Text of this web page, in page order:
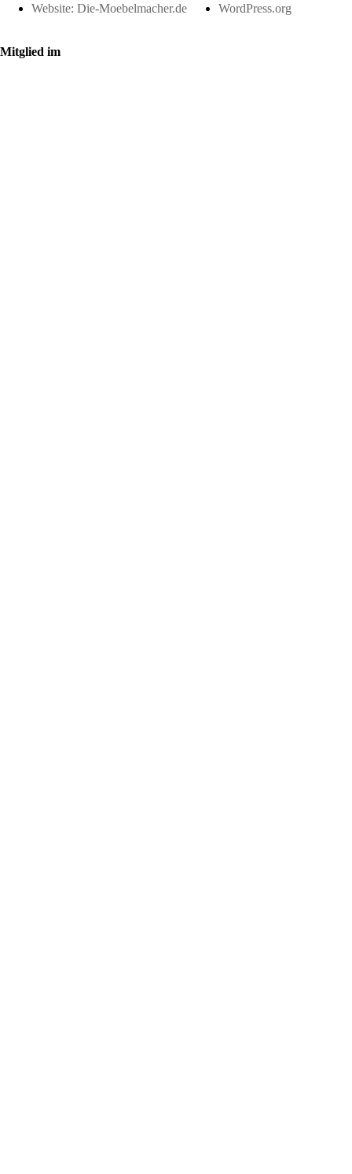
Website: Die-Moebelmacher.de
WordPress.org
Mitglied im